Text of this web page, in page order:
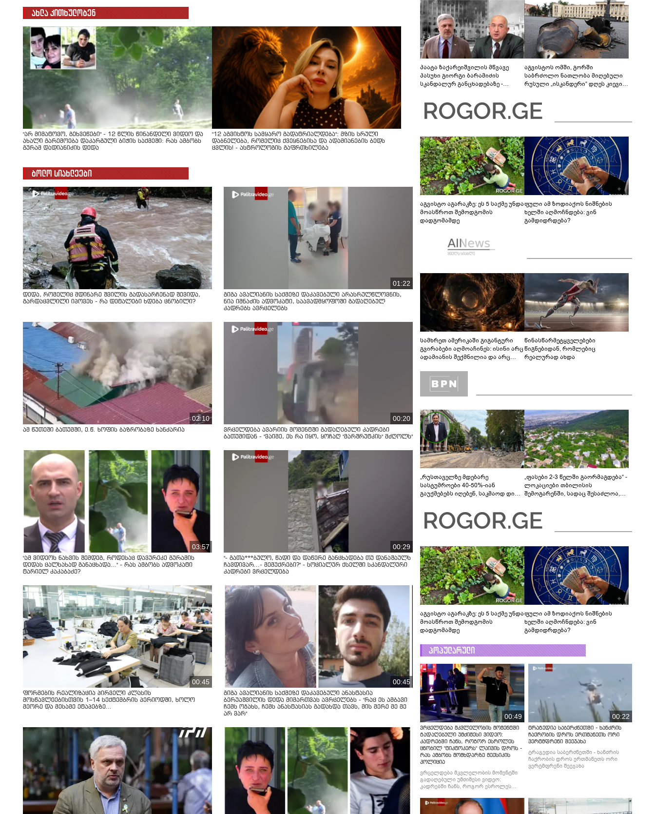
ახლა კითხულობენ
"არ მიმატოვო, გეხვეწები" - 12 წლის წინანდელი ვიდეო და
ახალი გარემოება დაკარგული ბიჭის საქმეში: რას ამბობს
გურამ დადიანიძის დედა
"12 აგვისტოს სამყარო გადატრიალდება": მზის სრული
დაბნელება, რომელიც ქვეყნებისა და ადამიანების ბედს
ცვლის! - ასტროლოგის გაფრთხილება
ბოლო სიახლეები
დედა, რომელიც მდინარე შვილის გადასარჩენად შევიდა,
გარდაცვლილი იპოვეს - რა დეტალები ხდება ცნობილი?
01:22
გიგა ავალიანის საქმეზე დაკავებული არასრულწლოვნის,
ნია იმნაძის ადვოკატი, საავადმყოფოში გადაღებულ
კადრებს ავრცელებს
02:10
ამ წუთეში ბათუმში, ე.წ. ხოფის ბაზრობაზე ხანძარია
00:20
ვრცელდება ავარიის მომენტში გადაღებული კადრები
ბათუმიდან - "ვაიმე, ეს რა იყო, ყოჩაღ "მარშრუტკის" მძღოლს"
03:57
"ამ ვიდეოს ნახვის შემდეგ, როდესაც დავურეკე გურამის
დედას ცალსახად განაცხადა..." - რას ამბობს ადვოკატი
ტარიელ კაკაბაძე?
00:29
"- გათა***ბულო, წადი და დაწერე განცხადება თუ დანაშაულს
ჩავდივარ...- მემუქრები?" - სოციალურ ქსელში სკანდალური
კადრები ვრცელდება
00:45
ფორმების რეალიზაცია პირველი კლასის
მოსწავლეებისთვის 1–14 სექტემბრის პერიოდში, ხოლო
მეორე და მესამე ეტაპებზე...
00:45
გიგა ავალიანის საქმეზე დაკავებული ანასტასია
ბერუაშვილის დედა მიმართვას ავრცელებს - "რაც ეს ამბავი
ჩემს ოჯახს, ჩემს ანასტასიას გადახდა თავს, მის მერე მე მე
არ ვარ"
პაატა ზაქარეიშვილის მწვავე
პასუხი გიორგი ბარამიძის
სკანდალურ განცხადებაზე -
გადმოვასვენე... ბარამიძე კი
ტყუის"
აგვისტოს ომში, გორში
საბრძოლო ნათლობა მიღებული
რუსული „ისკანდერი“ დღეს კიევის
აგვისტო აგარაკზე: ეს 5 საქმე უნდა
მოასწროთ შემოდგომის
დადგომამდე
ფული ამ ზოდიაქოს ნიშნების
ხელში აღმოჩნდება: ვინ
გამდიდრდება?
სამხრეთ ამერიკაში გიგანტური
გვირაბები აღმოაჩინეს: ისინი არც
ადამიანის შექმნილია და არც
ლაბირინთები?
წინასწარმეტყველებები
წიგნებიდან, რომლებიც
რეალურად ახდა
„რუსთაველზე მდებარე
სასტუმროები 40-50%-იან
გაუქმებებს იღებენ, საკმაოდ დიდი
შეხვდებოდა“
„ფასები 2-3 წელში გაორმაგდება“ -
ლოკაციები თბილისის
შემოგარენში, სადაც შესაძლოა,
აგვისტო აგარაკზე: ეს 5 საქმე უნდა
მოასწროთ შემოდგომის
დადგომამდე
ფული ამ ზოდიაქოს ნიშნების
ხელში აღმოჩნდება: ვინ
გამდიდრდება?
პოპულარული
00:49
ვრცელდება მკვლელობის მომენტში
გადაღებული უმძიმესი ვიდეო:
კადრებში ჩანს, როგორ ესროლეს
ცნობილ "ტიკტოკერს" ლაივის დროს -
რას ამბობს მომხდარზე მექსიკის
პოლიცია
ვრცელდება მკვლელობის მომენტში
გადაღებული უმძიმესი ვიდეო:
კადრებში ჩანს, როგორ ესროლეს
რას ამბობს მომხდარზე მექსიკის
პოლიცია
00:22
ტრაგედია საბერძნეთში - ხანძრის
ჩაქრობის დროს ერთმანეთს ორი
ვერტმფრენი შეეჯახა
ტრაგედია საბერძნეთში - ხანძრის
ჩაქრობის დროს ერთმანეთს ორი
ვერტმფრენი შეეჯახა